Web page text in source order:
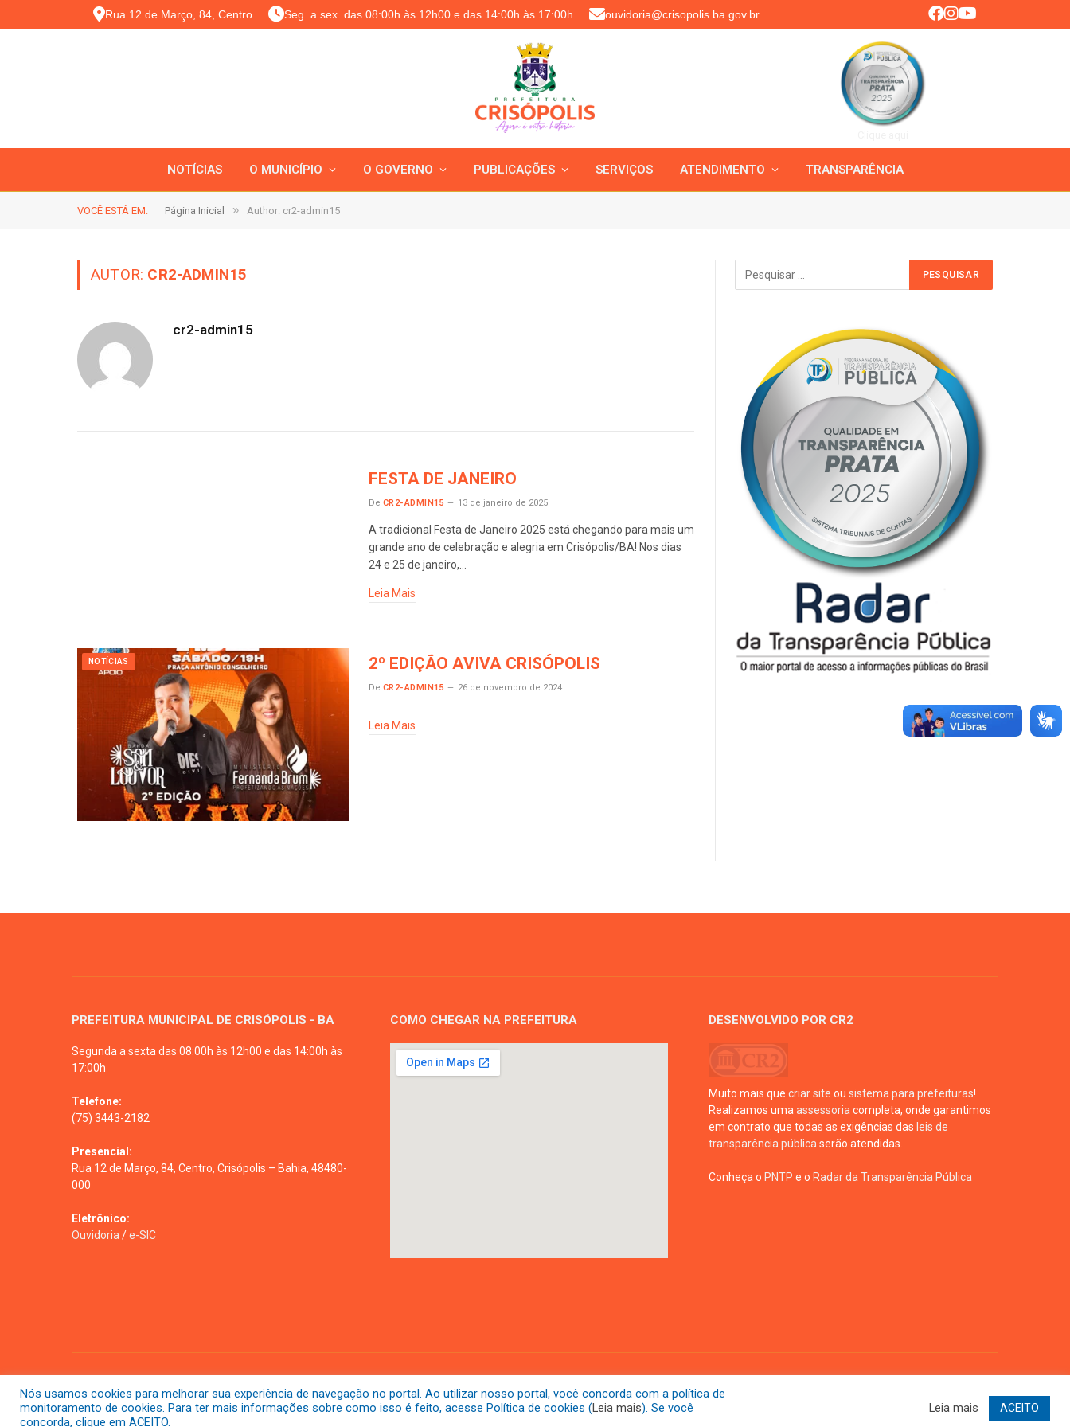
Rua 12 de Março, 84, Centro Seg. a sex. das 08:00h às 12h00 e das 14:00h às 17:00h ouvidoria@crisopolis.ba.gov.br
NOTÍCIAS O MUNICÍPIO O GOVERNO PUBLICAÇÕES SERVIÇOS ATENDIMENTO TRANSPARÊNCIA
VOCÊ ESTÁ EM: Página Inicial » Author: cr2-admin15
AUTOR: CR2-ADMIN15
cr2-admin15
FESTA DE JANEIRO
De CR2-ADMIN15 13 de janeiro de 2025
A tradicional Festa de Janeiro 2025 está chegando para mais um
grande ano de celebração e alegria em Crisópolis/BA! Nos dias
24 e 25 de janeiro,…
Leia Mais
NOTÍCIAS 2º EDIÇÃO AVIVA CRISÓPOLIS
De CR2-ADMIN15 26 de novembro de 2024
Leia Mais
PREFEITURA MUNICIPAL DE CRISÓPOLIS - BA
Segunda a sexta das 08:00h às 12h00 e das 14:00h às
17:00h
Telefone:
(75) 3443-2182
Presencial:
Rua 12 de Março, 84, Centro, Crisópolis – Bahia, 48480-
000
Eletrônico:
Ouvidoria /e-SIC
COMO CHEGAR NA PREFEITURA DESENVOLVIDO POR CR2
Muito mais que criar site ou sistema para prefeituras!
Realizamos uma assessoria completa, onde garantimos
em contrato que todas as exigências das leis de
transparência pública serão atendidas.
Conheça o PNTP e o Radar da Transparência Pública
Nós usamos cookies para melhorar sua experiência de navegação no portal. Ao utilizar nosso portal, você concorda com a política de
monitoramento de cookies. Para ter mais informações sobre como isso é feito, acesse Política de cookies (Leia mais). Se você
concorda, clique em ACEITO.
Leia mais ACEITO